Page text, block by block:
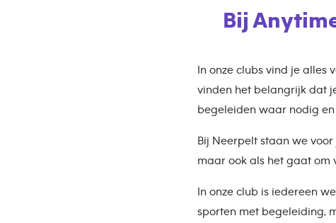
Bij
In onze clubs vind je alles
vinden het belangrijk dat
begeleiden waar nodig
Bij Neerpelt staan we
maar ook als het gaat om
In onze club is iedereen
sporten met begeleiding,